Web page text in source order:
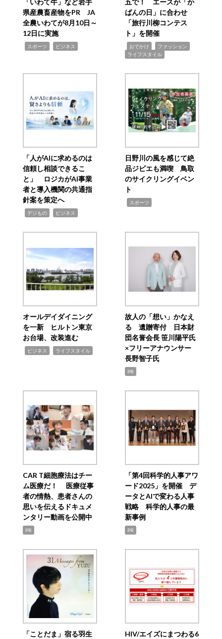
「いわて牛」など岩手
県産農畜産物をPR JA
全農いわてが8月10日～
12日に実施
スポーツ ビジネス
五で！ エースが「か
ばんの日」に合わせ
「旅行川柳コンテス
ト」を開催
おでかけ ファッション
ライフスタイル
「人がAIに求めるのは
信頼し相談できるこ
と」 ロジカがAI事業
者と導入機関の共通指
針案を策定へ
デジもの ビジネス
日野川の風を感じて絶
品ジビエも満喫 鳥取
のサイクリングイベン
ト
スポーツ
オールデイダイニング
を一新 ヒルトン東京
お台場、改装進む
ビジネス ライフスタイル
故人の「想い」かなえ
る 遺贈寄付 日本財
団名誉会長 笹川陽平氏
×フリーアナウンサー
長野智子氏
PR
CAR T細胞療法はチー
ム医療だ！ 医療従事
者の情熱、患者さんの
思いを伝えるドキュメ
ンタリー動画を公開中
PR
「第4回科学的人事アワ
ード2025」を開催 デ
ータとAIで変わる人事
戦略 科学的人事の最
新事例
PR
「ことだま」宿る羽生
HIV/エイズにまつわる6